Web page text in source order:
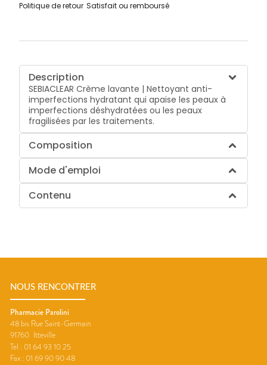
Politique de retour Satisfait ou remboursé
Description
SEBIACLEAR Crème lavante | Nettoyant anti-
imperfections hydratant qui apaise les peaux à
imperfections déshydratées ou les peaux
fragilisées par les traitements.
Composition
Mode d'emploi
Contenu
NOUS RENCONTRER
Pharmacie Parolini
48 bis Rue Saint-Germain
91760 Itteville
Tel : 01 64 93 10 25
Fax : 01 69 90 90 48